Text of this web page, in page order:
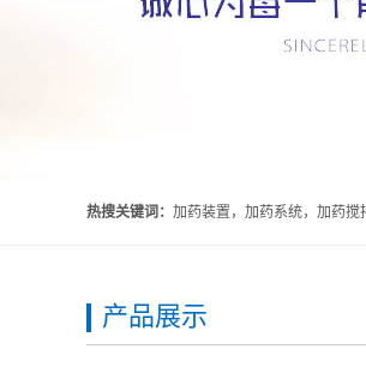
热搜关键词： 加药装置，加药系统，加药搅
产品展示